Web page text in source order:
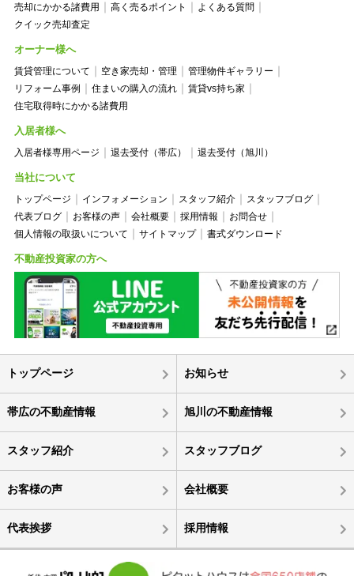
売却にかかる諸費用
高く売るポイント
よくある質問
クイック売却査定
オーナー様へ
賃貸管理について 空き家売却・管理
管理物件ギャラリー
リフォーム事例
住まいの購入の流れ
賃貸vs持ち家
住宅取得時にかかる諸費用
入居者様へ
入居者様専用ページ 退去受付（帯広） 退去受付（旭川）
当社について
トップページ インフォメーション スタッフ紹介
スタッフブログ
代表ブログ
お客様の声 会社概要 採用情報
お問合せ
個人情報の取扱いについて
サイトマップ 書式ダウンロード
不動産投資家の方へ
トップページ お知らせ
帯広の不動産情報 旭川の不動産情報
スタッフ紹介 スタッフブログ
お客様の声 会社概要
代表挨拶 採用情報